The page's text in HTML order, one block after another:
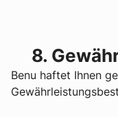
8.
Benu haftet Ihnen